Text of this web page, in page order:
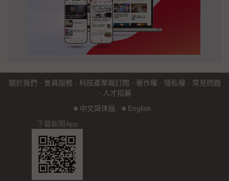
關於我們 · 會員服務 · 科技產業報訂閱 · 著作權 · 隱私權 · 常見問題
· 人才招募
■ 中文简体版 ■ English
下載新聞App